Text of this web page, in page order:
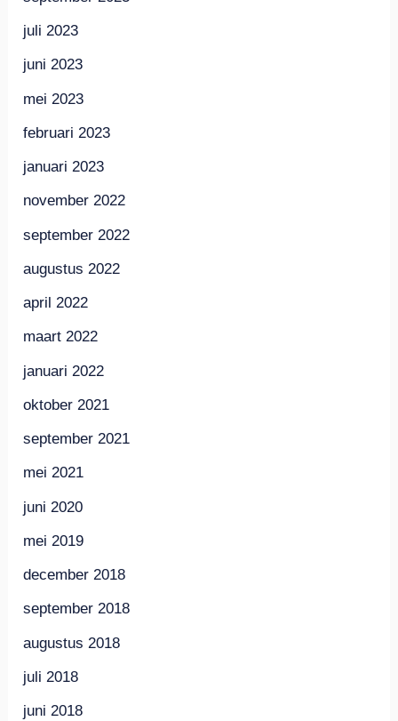
juli 2023
juni 2023
mei 2023
februari 2023
januari 2023
november 2022
september 2022
augustus 2022
april 2022
maart 2022
januari 2022
oktober 2021
september 2021
mei 2021
juni 2020
mei 2019
december 2018
september 2018
augustus 2018
juli 2018
juni 2018